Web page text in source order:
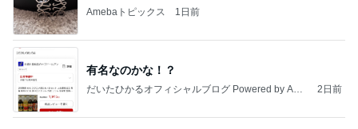
Amebaトピックス 1日前
有名なのかな！？
だいたひかるオフィシャルブログ Powered by Ame
2日前